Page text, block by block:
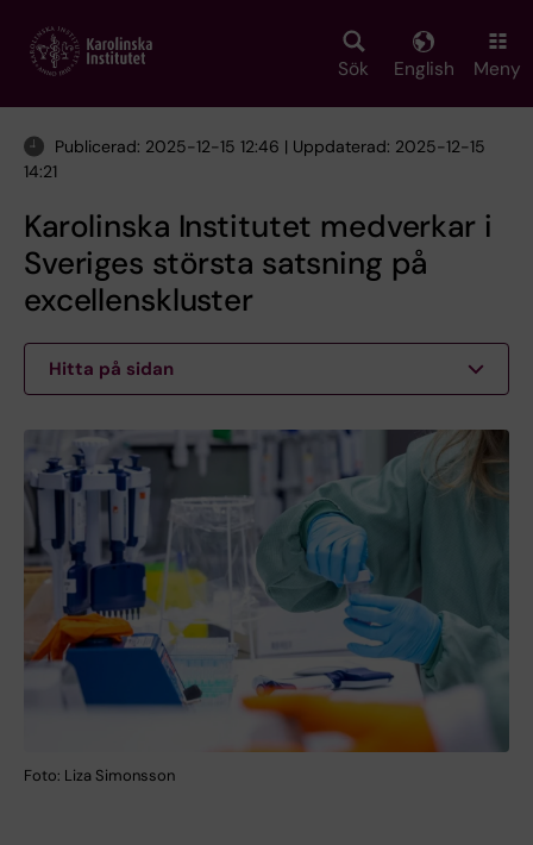
main
Sök English Meny
Publicerad: 2025-12-15 12:46 | Uppdaterad: 2025-12-15
14:21
Karolinska Institutet medverkar i
Sveriges största satsning på
excellenskluster
Hitta på sidan
Foto: Liza Simonsson